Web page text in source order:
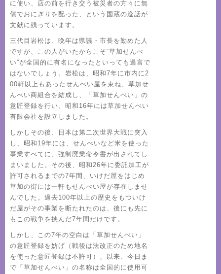
に使い、店の前を行き交う被災者の方々に無
償でおにぎりを配った、という国蔵の逸話が
文献に残っています。
三代目岩松は、晩年は県議・市長を勤めた人
ですが、この人がいたからこそ“草加せんべ
い”が全国的に有名になったといっても過言で
はないでしょう。岩松は、昭和7年に市内に2
00軒以上もあったせんべい屋を束ね、草加せ
んべい商組合を結成し、「草加せんべい」の
意匠登録を行い、昭和16年には草加せんべい
有限会社を設立しました。
しかしその後、日本は第二次世界大戦に突入
し、昭和19年には、せんべいなど米を使った
事業すべてに、強制廃業命令書が出されてし
まいました。その後、昭和26年に委託加工が
許可されるまでの7年間、いけだ屋をはじめ
草加の街には一軒もせんべい屋が存在しませ
んでした。過去100年以上の歴史をもついけ
だ屋がその事業を断たれたのは、後にも先に
もこの戦争を挟んだ7年間だけです。
しかし、この7年の空白は「草加せんべい」
の意匠登録を妨げ（戦後は法改正のため地名
を使った意匠登録は不許可）、以来、今日ま
で「草加せんべい」の名称は全国的に使用可